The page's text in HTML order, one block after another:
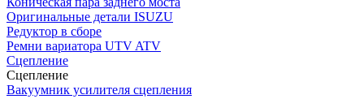
Оригинальные детали ISUZU
Редуктор в сборе
Ремни вариатора UTV ATV
Сцепление
Сцепление
Вакуумник усилителя сцепления